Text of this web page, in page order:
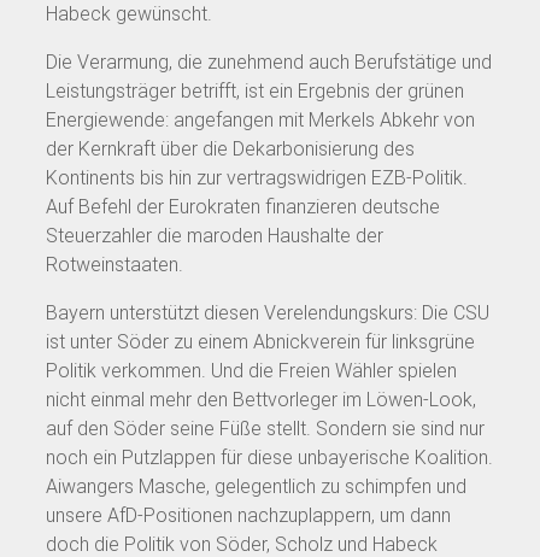
Habeck gewünscht.
Die Verarmung, die zunehmend auch Berufstätige und
Leistungsträger betrifft, ist ein Ergebnis der grünen
Energiewende: angefangen mit Merkels Abkehr von
der Kernkraft über die Dekarbonisierung des
Kontinents bis hin zur vertragswidrigen EZB-Politik.
Auf Befehl der Eurokraten finanzieren deutsche
Steuerzahler die maroden Haushalte der
Rotweinstaaten.
Bayern unterstützt diesen Verelendungskurs: Die CSU
ist unter Söder zu einem Abnickverein für linksgrüne
Politik verkommen. Und die Freien Wähler spielen
nicht einmal mehr den Bettvorleger im Löwen-Look,
auf den Söder seine Füße stellt. Sondern sie sind nur
noch ein Putzlappen für diese unbayerische Koalition.
Aiwangers Masche, gelegentlich zu schimpfen und
unsere AfD-Positionen nachzuplappern, um dann
doch die Politik von Söder, Scholz und Habeck